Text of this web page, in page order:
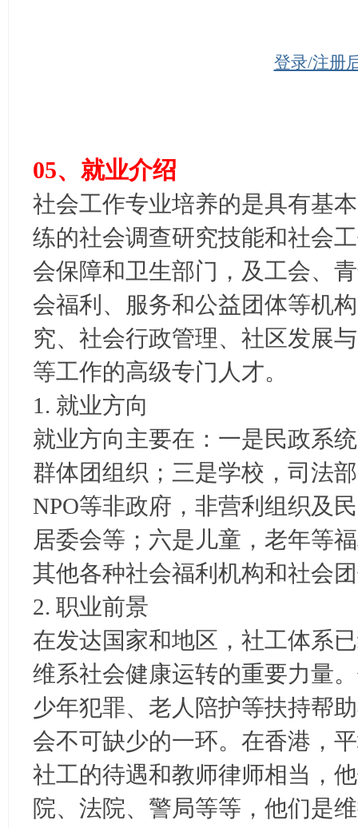
登录/注册
05、就业介绍
社会工作专业培养的是具有基
练的社会调查研究技能和社会
会保障和卫生部门，及工会、
会福利、服务和公益团体等机
究、社会行政管理、社区发展
等工作的高级专门人才。
1. 就业方向
就业方向主要在：一是民政系
群体团组织；三是学校，司法
NPO等非政府，非营利组织及
居委会等；六是儿童，老年等
其他各种社会福利机构和社会
2. 职业前景
在发达国家和地区，社工体系
维系社会健康运转的重要力量
少年犯罪、老人陪护等扶持帮
会不可缺少的一环。在香港，
社工的待遇和教师律师相当，
院、法院、警局等等，他们是